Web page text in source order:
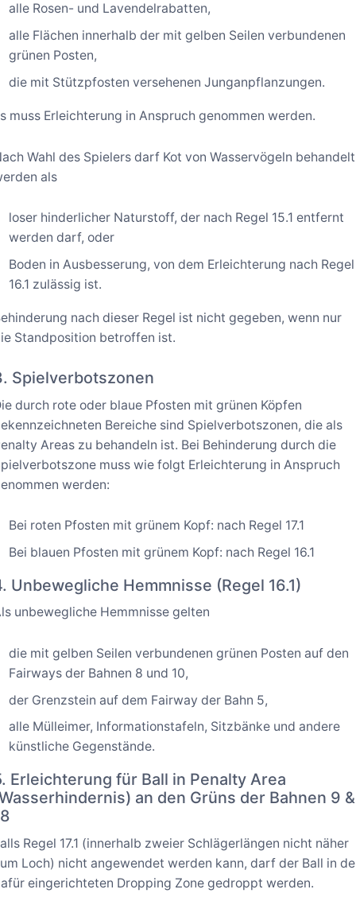
alle Rosen- und Lavendelrabatten,
alle Flächen innerhalb der mit gelben Seilen verbundenen
grünen Posten,
die mit Stützpfosten versehenen Junganpflanzungen.
muss Erleichterung in Anspruch genommen werden.
Wahl des Spielers darf Kot von Wasservögeln behandelt
als
loser hinderlicher Naturstoff, der nach Regel 15.1 entfernt
werden darf, oder
Boden in Ausbesserung, von dem Erleichterung nach Regel
16.1 zulässig ist.
nach dieser Regel ist nicht gegeben, wenn nur
Standposition betroffen ist.
Spielverbotszonen
durch rote oder blaue Pfosten mit grünen Köpfen
Bereiche sind Spielverbotszonen, die als
Areas zu behandeln ist. Bei Behinderung durch die
muss wie folgt Erleichterung in Anspruch
werden:
Bei roten Pfosten mit grünem Kopf: nach Regel 17.1
Bei blauen Pfosten mit grünem Kopf: nach Regel 16.1
Unbewegliche Hemmnisse (Regel 16.1)
unbewegliche Hemmnisse gelten
die mit gelben Seilen verbundenen grünen Posten auf den
Fairways der Bahnen 8 und 10,
der Grenzstein auf dem Fairway der Bahn 5,
alle Mülleimer, Informationstafeln, Sitzbänke und andere
künstliche Gegenstände.
Erleichterung für Ball in Penalty Area
an den Grüns der Bahnen 9 &
Regel 17.1 (innerhalb zweier Schlägerlängen nicht näher
Loch) nicht angewendet werden kann, darf der Ball in
eingerichteten Dropping Zone gedroppt werden.